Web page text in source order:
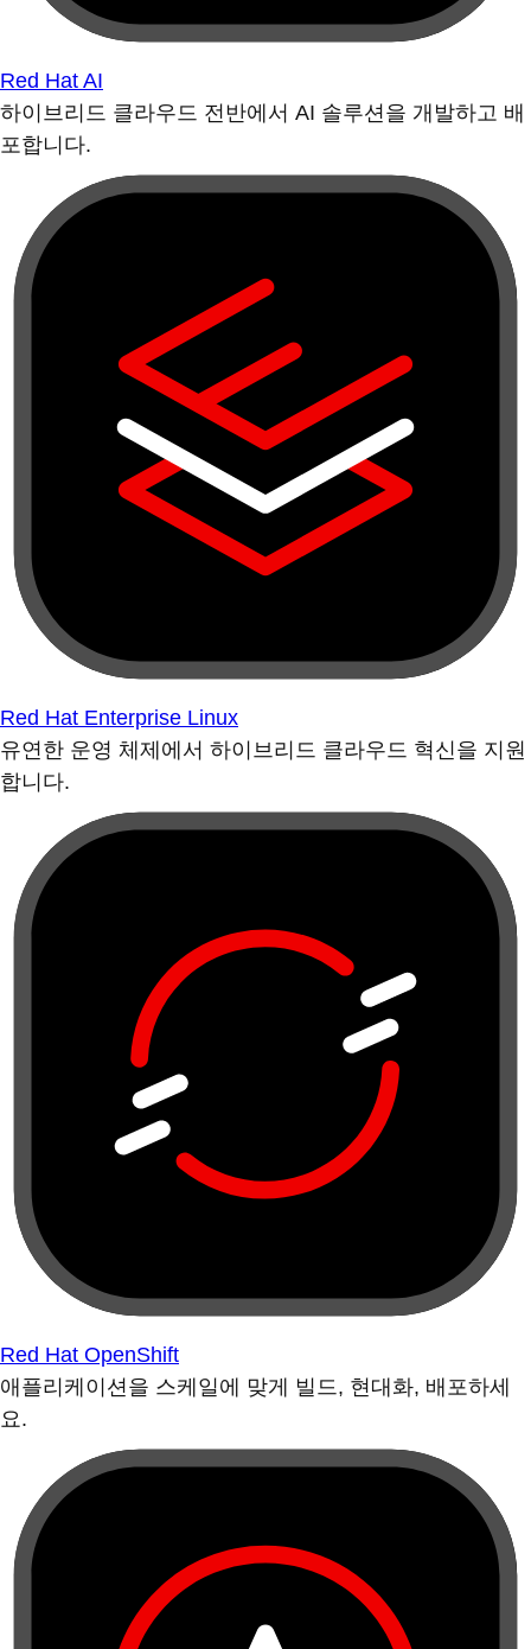
Red Hat AI
하이브리드 클라우드 전반에서 AI 솔루션을 개발하고 배
포합니다.
Red Hat Enterprise Linux
유연한 운영 체제에서 하이브리드 클라우드 혁신을 지원
합니다.
Red Hat OpenShift
애플리케이션을 스케일에 맞게 빌드, 현대화, 배포하세
요.